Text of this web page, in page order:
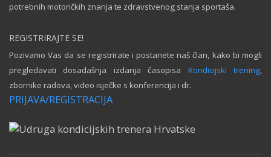
potrebnih motoričkih znanja te zdravstvenog stanja sportaša.
REGISTRIRAJTE SE!
Pozivamo Vas da se registrirate i postanete naš član, kako bi mogli
pregledavati dosadašnja izdanja časopisa Kondicijski trening
zbornike radova, video isječke s konferencija i dr.
PRIJAVA/REGISTRACIJA